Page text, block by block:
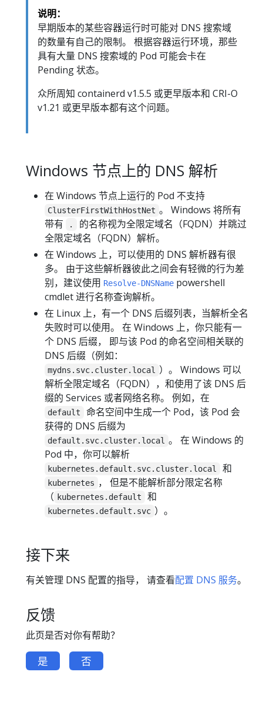
说明：
早期版本的某些容器运行时可能对 DNS 搜索域
的数量有自己的限制。 根据容器运行环境，那些
具有大量 DNS 搜索域的 Pod 可能会卡在
Pending 状态。
众所周知 containerd v1.5.5 或更早版本和 CRI-O
v1.21 或更早版本都有这个问题。
Windows 节点上的 DNS 解析
在 Windows 节点上运行的 Pod 不支持
ClusterFirstWithHostNet 。 Windows 将所有
带有
.
的名称视为全限定域名（FQDN）并跳过
全限定域名（FQDN）解析。
在 Windows 上，可以使用的 DNS 解析器有很
多。 由于这些解析器彼此之间会有轻微的行为差
别，建议使用 Resolve-DNSName powershell
cmdlet 进行名称查询解析。
在 Linux 上，有一个 DNS 后缀列表，当解析全名
失败时可以使用。 在 Windows 上，你只能有一
个 DNS 后缀， 即与该 Pod 的命名空间相关联的
DNS 后缀（例如：
mydns.svc.cluster.local
）。 Windows 可以
解析全限定域名（FQDN），和使用了该 DNS 后
缀的 Services 或者网络名称。 例如，在
default
命名空间中生成一个 Pod，该 Pod 会
获得的 DNS 后缀为
default.svc.cluster.local 。 在 Windows 的
Pod 中，你可以解析
kubernetes.default.svc.cluster.local 和
kubernetes ， 但是不能解析部分限定名称
（ kubernetes.default 和
kubernetes.default.svc ）。
接下来
有关管理 DNS 配置的指导， 请查看配置 DNS 服务。
反馈
此页是否对你有帮助？
是 否